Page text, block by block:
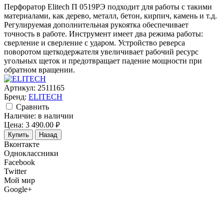
Перфоратор Elitech П 0519РЭ подходит для работы с такими
материалами, как дерево, металл, бетон, кирпич, камень и т.д.
Регулируемая дополнительная рукоятка обеспечивает
точность в работе. Инструмент имеет два режима работы:
сверление и сверление с ударом. Устройство реверса
поворотом щеткодержателя увеличивает рабочий ресурс
угольных щеток и предотвращает падение мощности при
обратном вращении.
Артикул: 2511165
Бренд: ELITECH
Cравнить
Наличие: в наличии
Цена: 3 490.00 руб.
Купить Назад
Вконтакте
Одноклассники
Facebook
Twitter
Мой мир
Google+